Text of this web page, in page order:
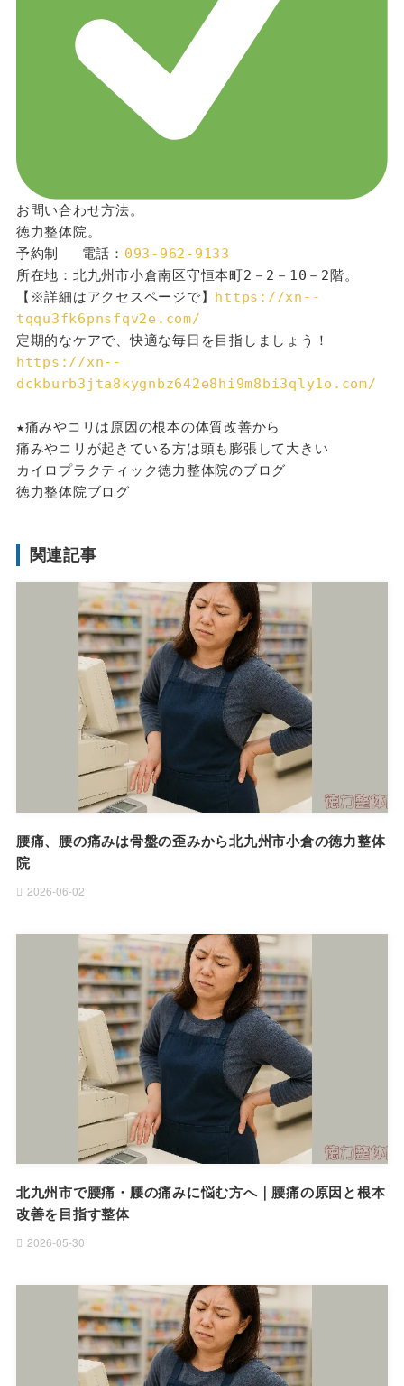
お問い合わせ方法。
徳力整体院。
予約制 　電話： 093-962-9133
所在地：北九州市小倉南区守恒本町2－2－10－2階。
【※詳細はアクセスページで】 https://xn--
tqqu3fk6pnsfqv2e.com/
定期的なケアで、快適な毎日を目指しましょう！
https://xn--
dckburb3jta8kygnbz642e8hi9m8bi3qly1o.com/
★痛みやコリは原因の根本の体質改善から
痛みやコリが起きている方は頭も膨張して大きい
カイロプラクティック徳力整体院のブログ
徳力整体院ブログ
関連記事
腰痛、腰の痛みは骨盤の歪みから北九州市小倉の徳力整体
院
2026-06-02
北九州市で腰痛・腰の痛みに悩む方へ｜腰痛の原因と根本
改善を目指す整体
2026-05-30